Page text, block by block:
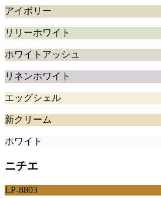
アイボリー
リリーホワイト
ホワイトアッシュ
リネンホワイト
エッグシェル
新クリーム
ホワイト
ニチエ
LP-8803